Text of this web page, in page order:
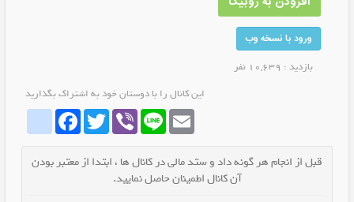
ورود با نسخه وب
بازدید : 10,639 نفر
این کانال را با دوستان خود به اشتراک بگذارید
whatrubikaFacebookTwitter Viber Line Email
قبل از انجام هر گونه داد و ستد مالی در کانال ها ، ابتدا از معتبر بودن
آن کانال اطمینان حاصل نمایید.